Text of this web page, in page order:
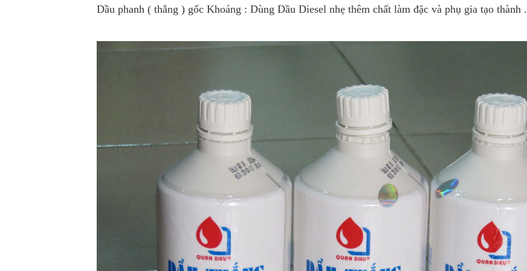
Dầu phanh ( thắng ) gốc Khoáng : Dùng Dầu Diesel nhẹ thêm chất làm đặc và phụ gia tạo thành .